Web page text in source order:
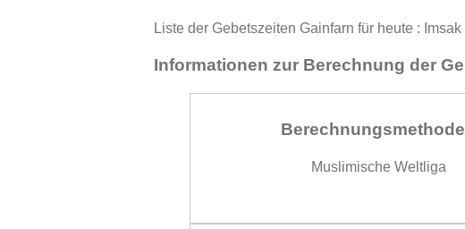
Liste der Gebetszeiten Gainfarn für heute :
Informationen zur Berechnung der
Muslimische Weltliga